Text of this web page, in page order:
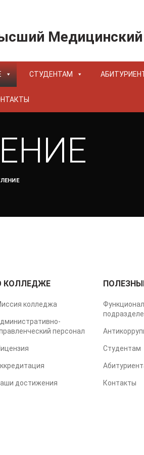
СТУДЕНТАМ
КОЛЛЕДЖЕ
колледжа
персонал
достижения
Студентам
Контакты